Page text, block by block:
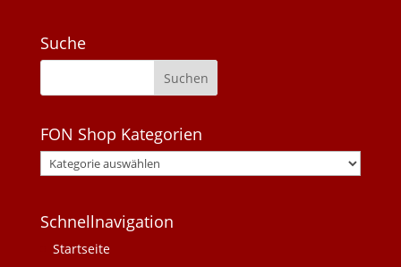
Suche
FON Shop Kategorien
Schnellnavigation
Startseite